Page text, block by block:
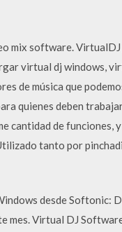
mix software.
virtual dj windows,
de música que
quienes deben
cantidad de
tanto por
desde Softonic:
mes. Virtual DJ